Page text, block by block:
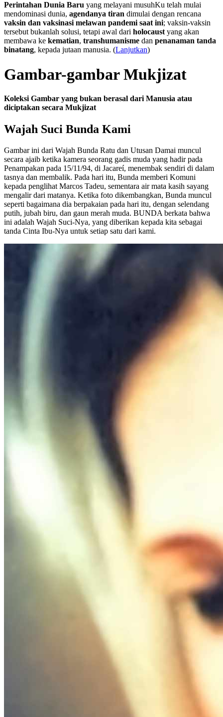
Perintahan Dunia Baru yang melayani musuhKu telah mulai
mendominasi dunia, agendanya tiran dimulai dengan rencana
vaksin dan vaksinasi melawan pandemi saat ini; vaksin-vaksin
tersebut bukanlah solusi, tetapi awal dari holocaust yang akan
membawa ke kematian, transhumanisme dan penanaman tanda
binatang, kepada jutaan manusia. (Lanjutkan)
Gambar-gambar Mukjizat
Koleksi Gambar yang bukan berasal dari Manusia atau
diciptakan secara Mukjizat
Wajah Suci Bunda Kami
Gambar ini dari Wajah Bunda Ratu dan Utusan Damai muncul
secara ajaib ketika kamera seorang gadis muda yang hadir pada
Penampakan pada 15/11/94, di Jacareí, menembak sendiri di dalam
tasnya dan membalik. Pada hari itu, Bunda memberi Komuni
kepada penglihat Marcos Tadeu, sementara air mata kasih sayang
mengalir dari matanya. Ketika foto dikembangkan, Bunda muncul
seperti bagaimana dia berpakaian pada hari itu, dengan selendang
putih, jubah biru, dan gaun merah muda. BUNDA berkata bahwa
ini adalah Wajah Suci-Nya, yang diberikan kepada kita sebagai
tanda Cinta Ibu-Nya untuk setiap satu dari kami.